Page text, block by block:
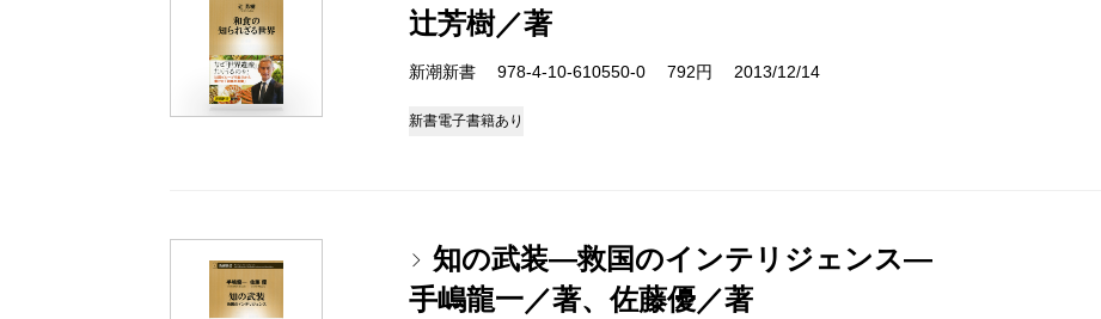
辻芳樹／著
新潮新書 978-4-10-610550-0 792円 2013/12/14
新書電子書籍あり
知の武装―救国のインテリジェンス―
手嶋龍一／著、佐藤優／著